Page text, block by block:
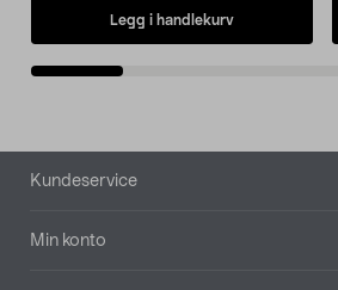
Legg i handlekurv
Bunntekst
Kundeservice
Min konto